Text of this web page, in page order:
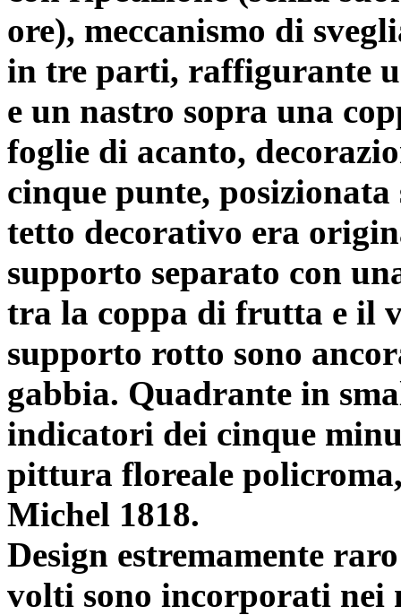
ore), meccanismo di
in tre parti, raffigurante
e un nastro sopra una
foglie di acanto,
cinque punte,
tetto decorativo era
supporto separato con
tra la coppa di frutta e il
supporto rotto sono
gabbia. Quadrante in
indicatori dei cinque
pittura floreale
Michel 1818.
Design estremamente
volti sono incorporati nei